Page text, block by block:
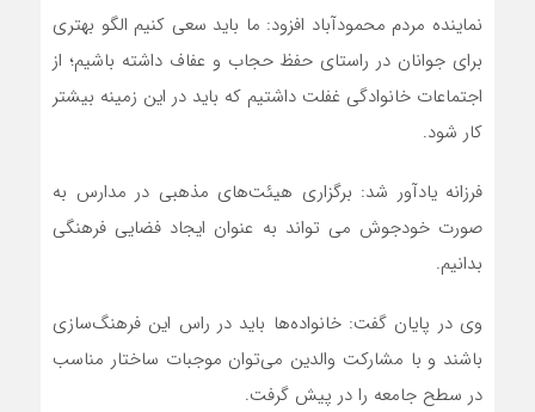
نماینده مردم محمودآباد افزود: ما باید سعی کنیم الگو بهتری
برای جوانان در راستای حفظ حجاب و عفاف داشته باشیم؛ از
اجتماعات خانوادگی غفلت داشتیم که باید در این زمینه بیشتر
کار شود.
فرزانه یادآور شد: برگزاری هیئت‌های مذهبی در مدارس به
صورت خودجوش می تواند به عنوان ایجاد فضایی فرهنگی
بدانیم.
وی در پایان گفت: خانواده‌ها باید در راس این فرهنگ‌سازی
باشند و با مشارکت والدین می‌توان موجبات ساختار مناسب
در سطح جامعه را در پیش گرفت.